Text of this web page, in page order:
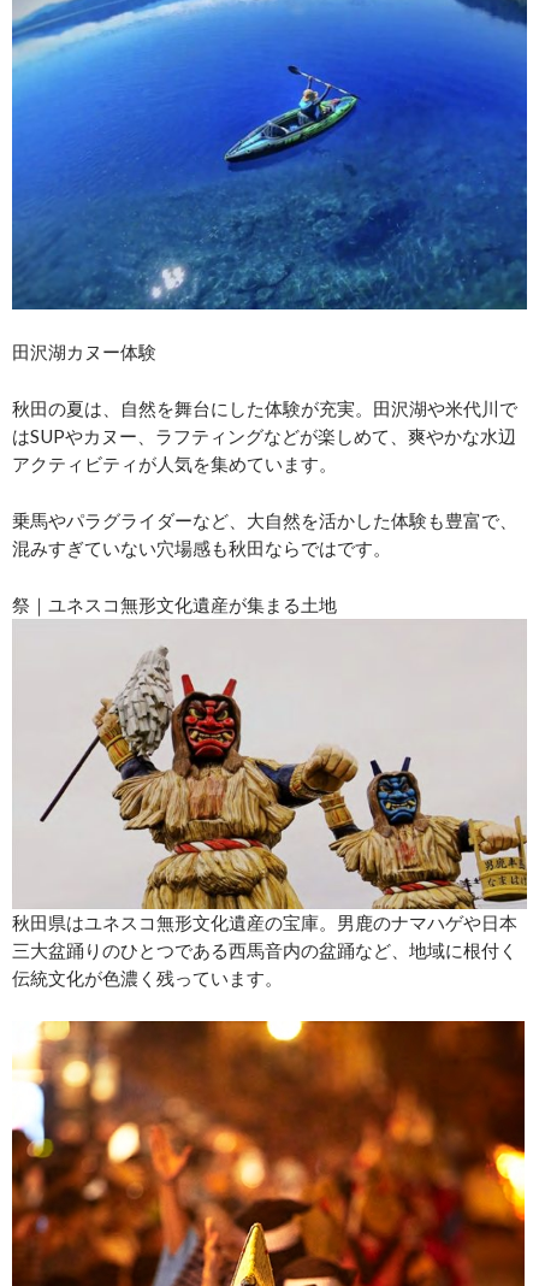
田沢湖カヌー体験
秋田の夏は、自然を舞台にした体験が充実。田沢湖や米代川で
はSUPやカヌー、ラフティングなどが楽しめて、爽やかな水辺
アクティビティが人気を集めています。
乗馬やパラグライダーなど、大自然を活かした体験も豊富で、
混みすぎていない穴場感も秋田ならではです。
祭｜ユネスコ無形文化遺産が集まる土地
秋田県はユネスコ無形文化遺産の宝庫。男鹿のナマハゲや日本
三大盆踊りのひとつである西馬音内の盆踊など、地域に根付く
伝統文化が色濃く残っています。